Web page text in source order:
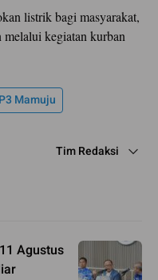
listrik bagi masyarakat,
kegiatan kurban
Mamuju
Tim Redaksi
Agustus